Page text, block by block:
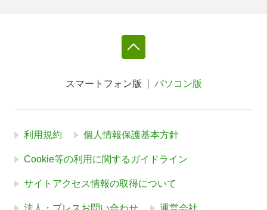
スマートフォン版 パソコン版
利用規約 個人情報保護基本方針
Cookie等の利用に関するガイドライン
サイトアクセス情報の取得について
法人・プレスお問い合わせ 運営会社